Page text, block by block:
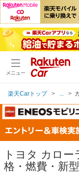
メニュー
楽天Carトップ
トヨタ カロ
格・燃費・新